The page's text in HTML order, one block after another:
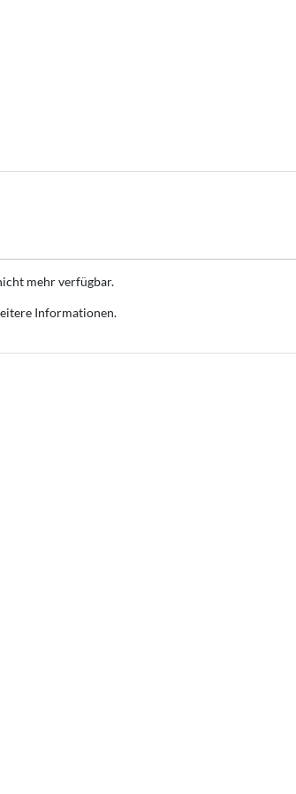
mehr verfügbar.
Informationen.